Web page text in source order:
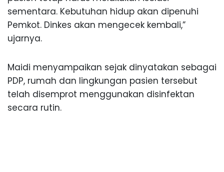
sementara. Kebutuhan hidup akan dipenuhi
Pemkot. Dinkes akan mengecek kembali,”
ujarnya.
Maidi menyampaikan sejak dinyatakan sebagai
PDP, rumah dan lingkungan pasien tersebut
telah disemprot menggunakan disinfektan
secara rutin.